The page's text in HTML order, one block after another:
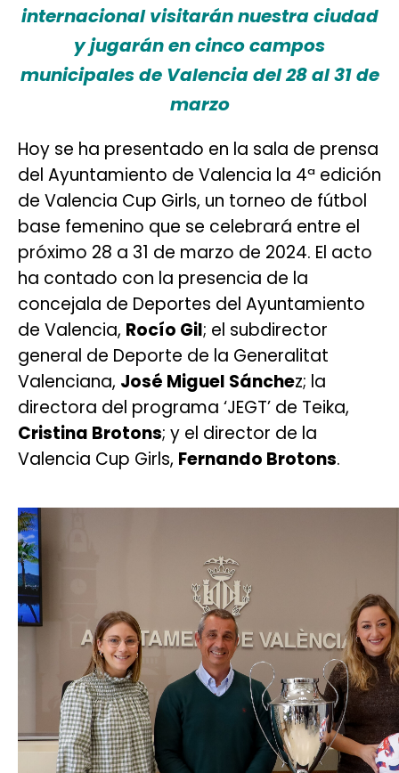
internacional visitarán nuestra ciudad
y jugarán en cinco campos
municipales de Valencia del 28 al 31 de
marzo
Hoy se ha presentado en la sala de prensa
del Ayuntamiento de Valencia la 4ª edición
de Valencia Cup Girls, un torneo de fútbol
base femenino que se celebrará entre el
próximo 28 a 31 de marzo de 2024. El acto
ha contado con la presencia de la
concejala de Deportes del Ayuntamiento
de Valencia, Rocío Gil; el subdirector
general de Deporte de la Generalitat
Valenciana, José Miguel Sánchez; la
directora del programa ‘JEGT’ de Teika,
Cristina Brotons; y el director de la
Valencia Cup Girls, Fernando Brotons.